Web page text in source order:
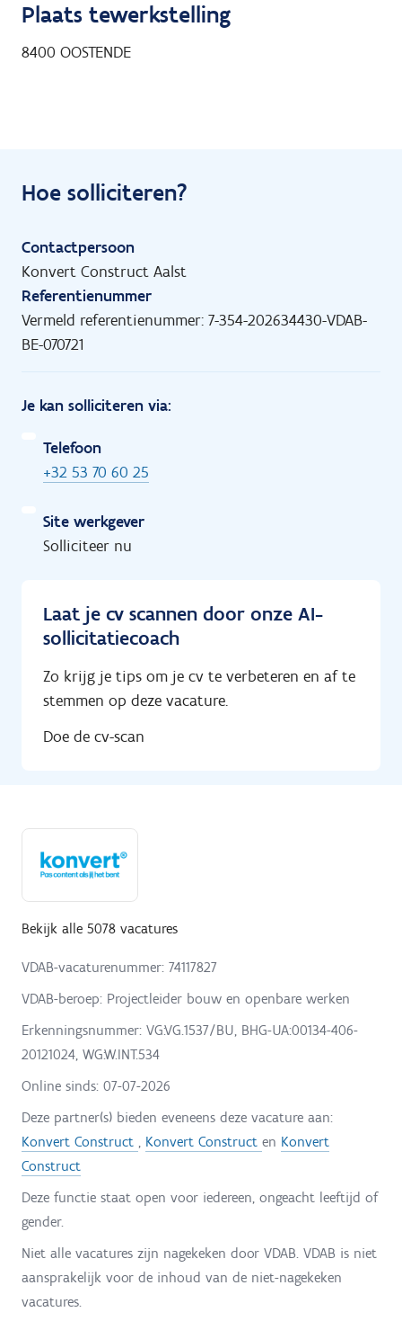
Plaats tewerkstelling
8400 OOSTENDE
Hoe solliciteren?
Contactpersoon
Konvert Construct Aalst
Referentienummer
Vermeld referentienummer: 7-354-202634430-VDAB-
BE-070721
Je kan solliciteren via:
Telefoon
+32 53 70 60 25
Site werkgever
Solliciteer nu
Laat je cv scannen door onze AI-
sollicitatiecoach
Zo krijg je tips om je cv te verbeteren en af te
stemmen op deze vacature.
Doe de cv-scan
Bekijk alle 5078 vacatures
VDAB-vacaturenummer: 74117827
VDAB-beroep: Projectleider bouw en openbare werken
Erkenningsnummer: VG:VG.1537/BU, BHG-UA:00134-406-
20121024, WG:W.INT.534
Online sinds: 07-07-2026
Deze partner(s) bieden eveneens deze vacature aan:
Konvert Construct , Konvert Construct en Konvert
Construct
Deze functie staat open voor iedereen, ongeacht leeftijd of
gender.
Niet alle vacatures zijn nagekeken door VDAB. VDAB is niet
aansprakelijk voor de inhoud van de niet-nagekeken
vacatures.